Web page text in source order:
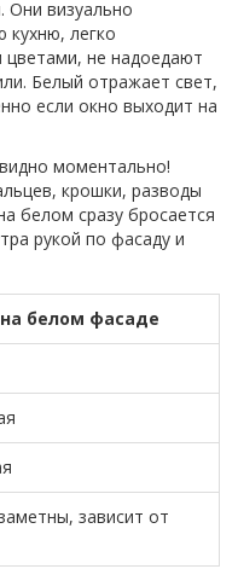
Они визуально
легко
не надоедают
Белый отражает свет,
если окно выходит на
моментально!
крошки, разводы
белом сразу бросается
рукой по фасаду и
белом фасаде
зависит от